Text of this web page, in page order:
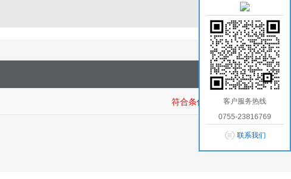
1 /0
符合条件商品：客户服务热线
0755-23816769
联系我们